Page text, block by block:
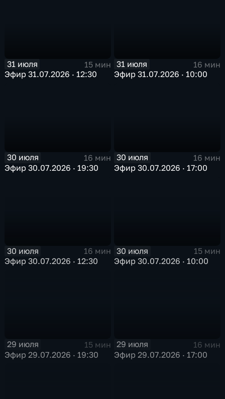
31 июля
15 мин
Эфир 31.07.2026 · 12:30
31 июля
16 мин
Эфир 31.07.2026 · 10:00
30 июля
16 мин
Эфир 30.07.2026 · 19:30
30 июля
16 мин
Эфир 30.07.2026 · 17:00
30 июля
16 мин
Эфир 30.07.2026 · 12:30
30 июля
15 мин
Эфир 30.07.2026 · 10:00
29 июля
15 мин
Эфир 29.07.2026 · 19:30
29 июля
16 мин
Эфир 29.07.2026 · 17:00